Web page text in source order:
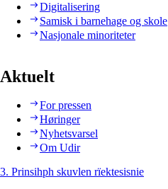
Digitalisering
Samisk i barnehage og skole
Nasjonale minoriteter
Aktuelt
For pressen
Høringer
Nyhetsvarsel
Om Udir
3. Prinsihph skuvlen rïektesisnie